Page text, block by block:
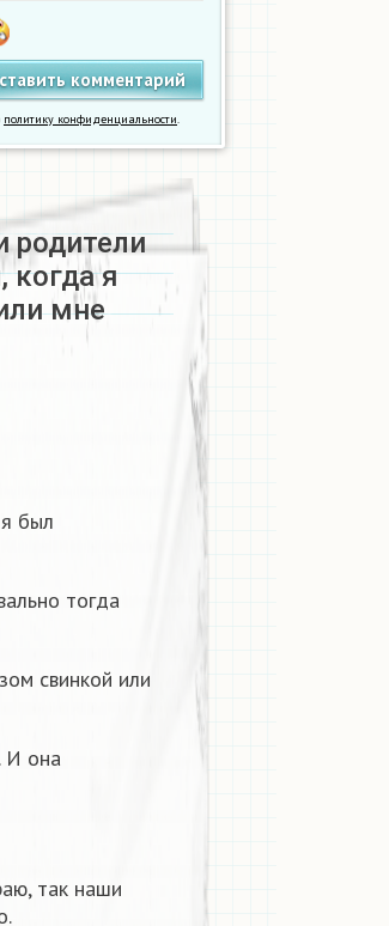
политику конфиденциальности.
когда я
мне
был
тогда
свинкой или
И она
так наши